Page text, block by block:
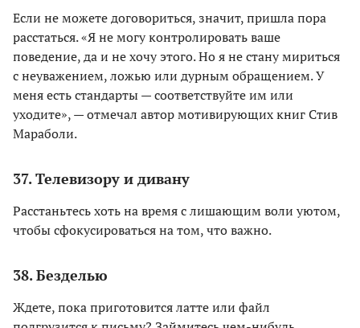
Если не можете договориться, значит, пришла пора
расстаться. «Я не могу контролировать ваше
поведение, да и не хочу этого. Но я не стану мириться
с неуважением, ложью или дурным обращением. У
меня есть стандарты — соответствуйте им или
уходите», — отмечал автор мотивирующих книг Стив
Мараболи.
37. Телевизору и дивану
Расстаньтесь хоть на время с лишающим воли уютом,
чтобы сфокусироваться на том, что важно.
38. Безделью
Ждете, пока приготовится латте или файл